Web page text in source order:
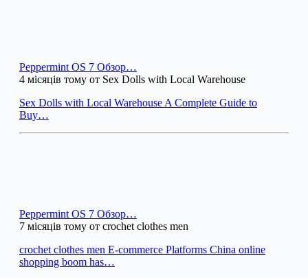
Peppermint OS 7 Обзор…
4 місяців тому от Sex Dolls with Local Warehouse
Sex Dolls with Local Warehouse A Complete Guide to
Buy…
Peppermint OS 7 Обзор…
7 місяців тому от crochet clothes men
crochet clothes men E-commerce Platforms China online
shopping boom has…